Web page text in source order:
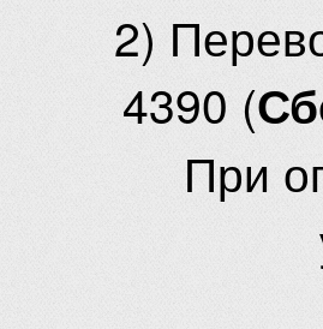
2)
4390 (
При